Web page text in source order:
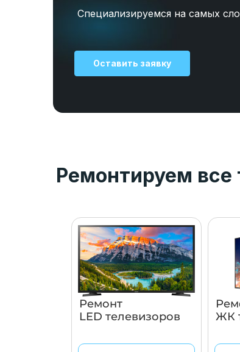
Специализируемся на самых
Оставить заявку
Ремонтируем все
Ремонт
LED телевизоров
ЖК